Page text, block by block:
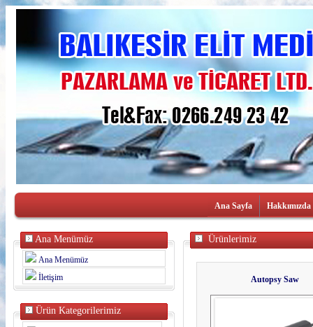
Ana Sayfa Hakkımızda
Ana Menümüz
Ana Menümüz
İletişim
Ürün Kategorilerimiz
Ürünlerimiz
Autopsy Saw